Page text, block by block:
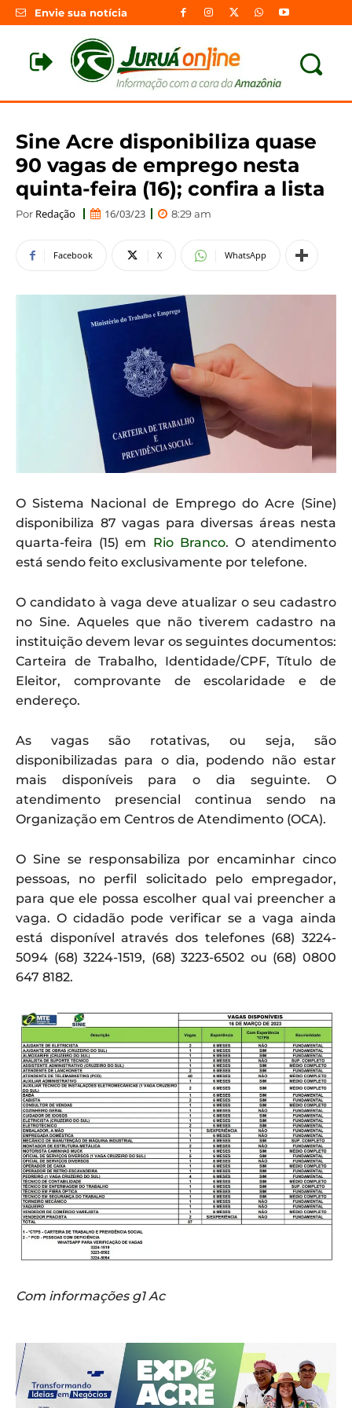
Envie sua notícia
Sine Acre disponibiliza quase
90 vagas de emprego nesta
quinta-feira (16); confira a lista
Por Redação 16/03/23 8:29 am
Facebook X WhatsApp
O Sistema Nacional de Emprego do Acre (Sine)
disponibiliza 87 vagas para diversas áreas nesta
quarta-feira (15) em Rio Branco. O atendimento
está sendo feito exclusivamente por telefone.
O candidato à vaga deve atualizar o seu cadastro
no Sine. Aqueles que não tiverem cadastro na
instituição devem levar os seguintes documentos:
Carteira de Trabalho, Identidade/CPF, Título de
Eleitor, comprovante de escolaridade e de
endereço.
As vagas são rotativas, ou seja, são
disponibilizadas para o dia, podendo não estar
mais disponíveis para o dia seguinte. O
atendimento presencial continua sendo na
Organização em Centros de Atendimento (OCA).
O Sine se responsabiliza por encaminhar cinco
pessoas, no perfil solicitado pelo empregador,
para que ele possa escolher qual vai preencher a
vaga. O cidadão pode verificar se a vaga ainda
está disponível através dos telefones (68) 3224-
5094 (68) 3224-1519, (68) 3223-6502 ou (68) 0800
647 8182.
Com informações g1 Ac